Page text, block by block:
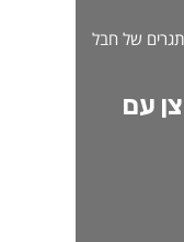
של חבל
עם